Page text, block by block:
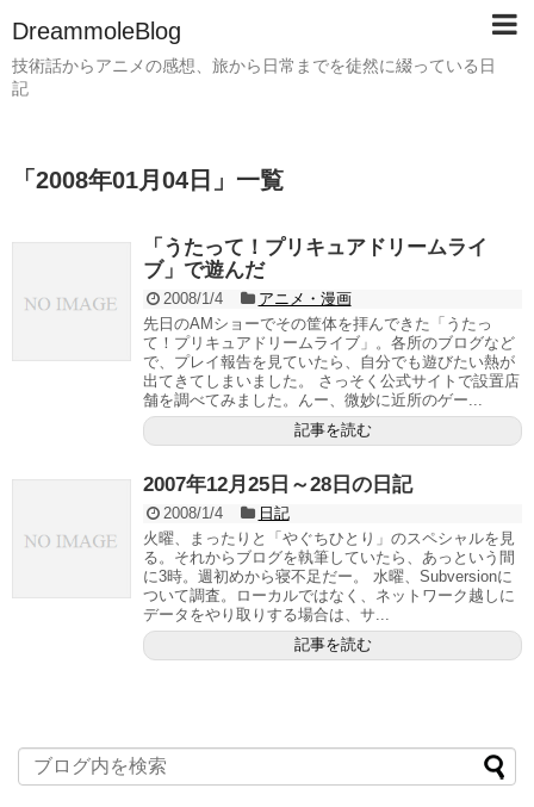
DreammoleBlog
技術話からアニメの感想、旅から日常までを徒然に綴っている日
記
「 2008年01月04日 」 一覧
「うたって！プリキュアドリームライ
ブ」で遊んだ
2008/1/4
アニメ・漫画
先日のAMショーでその筐体を拝んできた「うたっ
て！プリキュアドリームライブ」。各所のブログなど
で、プレイ報告を見ていたら、自分でも遊びたい熱が
出てきてしまいました。 さっそく公式サイトで設置店
舗を調べてみました。んー、微妙に近所のゲー...
記事を読む
2007年12月25日～28日の日記
2008/1/4
日記
火曜、まったりと「やぐちひとり」のスペシャルを見
る。それからブログを執筆していたら、あっという間
に3時。週初めから寝不足だー。 水曜、Subversionに
ついて調査。ローカルではなく、ネットワーク越しに
データをやり取りする場合は、サ...
記事を読む